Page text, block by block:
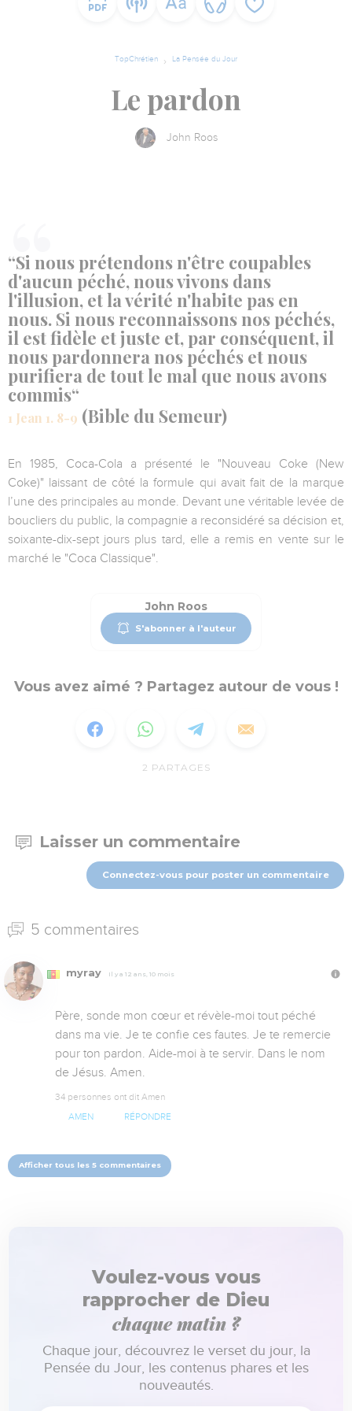
TopChrétien La Pensée du Jour
Le pardon
John Roos
“Si nous prétendons n'être coupables
d'aucun péché, nous vivons dans
l'illusion, et la vérité n'habite pas en
nous. Si nous reconnaissons nos péchés,
il est fidèle et juste et, par conséquent, il
nous pardonnera nos péchés et nous
purifiera de tout le mal que nous avons
commis“
1 Jean 1. 8-9 (Bible du Semeur)
En 1985, Coca-Cola a présenté le "Nouveau Coke (New
Coke)" laissant de côté la formule qui avait fait de la marque
l’une des principales au monde. Devant une véritable levée de
boucliers du public, la compagnie a reconsidéré sa décision et,
soixante-dix-sept jours plus tard, elle a remis en vente sur le
marché le "Coca Classique".
John Roos
S'abonner à l'auteur
Vous avez aimé ? Partagez autour de vous !
2 PARTAGES
Laisser un commentaire
Connectez-vous pour poster un commentaire
5 commentaires
myray Il y a 12 ans, 10 mois
Père, sonde mon cœur et révèle-moi tout péché
dans ma vie. Je te confie ces fautes. Je te remercie
pour ton pardon. Aide-moi à te servir. Dans le nom
de Jésus. Amen.
34 personnes ont dit Amen
AMEN RÉPONDRE
Afficher tous les 5 commentaires
Voulez-vous vous
rapprocher de Dieu
chaque matin ?
Chaque jour, découvrez le verset du jour, la
Pensée du Jour, les contenus phares et les
nouveautés.